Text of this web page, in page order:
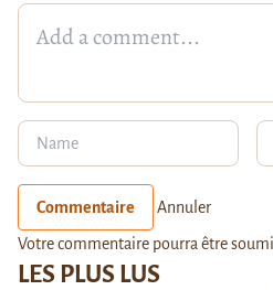
LES PLUS LUS
Commentaire Annuler
Votre commentaire pourra être